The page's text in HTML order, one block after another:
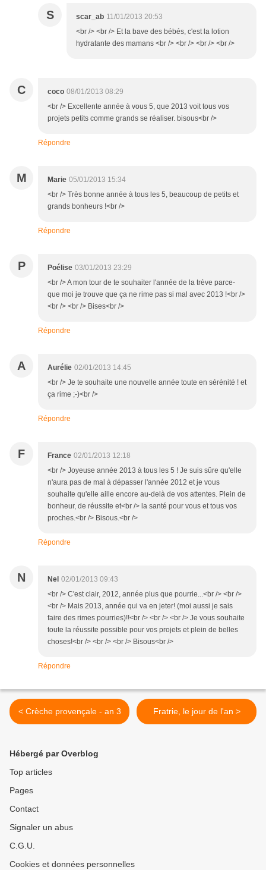
S scar_ab 11/01/2013 20:53
<br /> <br /> Et la bave des bébés, c'est la lotion
hydratante des mamans <br /> <br /> <br /> <br />
C coco 08/01/2013 08:29
<br /> Excellente année à vous 5, que 2013 voit tous vos
projets petits comme grands se réaliser. bisous<br />
Répondre
M Marie 05/01/2013 15:34
<br /> Très bonne année à tous les 5, beaucoup de petits et
grands bonheurs !<br />
Répondre
P Poélise 03/01/2013 23:29
<br /> A mon tour de te souhaiter l'année de la trève parce-
que moi je trouve que ça ne rime pas si mal avec 2013 !<br />
<br /> <br /> Bises<br />
Répondre
A Aurélie 02/01/2013 14:45
<br /> Je te souhaite une nouvelle année toute en sérénité ! et
ça rime ;-)<br />
Répondre
F France 02/01/2013 12:18
<br /> Joyeuse année 2013 à tous les 5 ! Je suis sûre qu'elle
n'aura pas de mal à dépasser l'année 2012 et je vous
souhaite qu'elle aille encore au-delà de vos attentes. Plein de
bonheur, de réussite et<br /> la santé pour vous et tous vos
proches.<br /> Bisous.<br />
Répondre
N Nel 02/01/2013 09:43
<br /> C'est clair, 2012, année plus que pourrie...<br /> <br />
<br /> Mais 2013, année qui va en jeter! (moi aussi je sais
faire des rimes pourries)!!<br /> <br /> <br /> Je vous souhaite
toute la réussite possible pour vos projets et plein de belles
choses!<br /> <br /> <br /> Bisous<br />
Répondre
< Crèche provençale - an 3 Fratrie, le jour de l'an >
Hébergé par Overblog
Top articles
Pages
Contact
Signaler un abus
C.G.U.
Cookies et données personnelles